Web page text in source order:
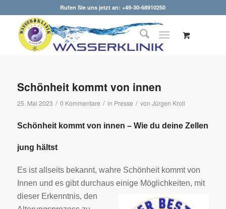
Rufen Sie uns jetzt an: +49-30-68910250
Schönheit kommt von innen
25. Mai 2023 / 0 Kommentare / in Presse / von Jürgen Kroll
Schönheit kommt von innen – Wie du deine Zellen
jung hältst
Es ist allseits bekannt, wahre Schönheit kommt von
Innen und es gibt durchaus einige Möglichkeiten, mit
dieser Erkenntnis, den